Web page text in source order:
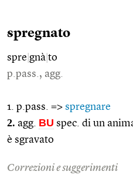
spregnato
spre gnà to
p.pass., agg.
1. p.pass. => spregnare
2. agg. BU spec. di un
è sgravato
Correzioni e suggerimenti